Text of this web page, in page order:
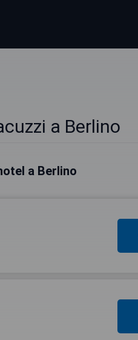
a Berlino
a Berlino